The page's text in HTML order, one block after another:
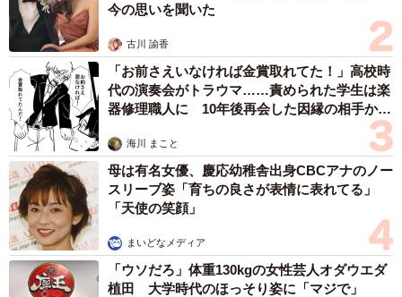
今の思いを聞いた
古川 諭香
「お前さえいなければ金賞取れてた！」高校時
代の演奏会がトラウマ……責められた学生は楽
器修理職人に 10年後再会した因縁の相手から
海川 まこと
母は有名女優、慶応幼稚舎出身CBCアナのノー
スリーブ姿「育ちの良さが表情に表れてる」
「天使の笑顔」
まいどなメディア
「ウソだろ」体重130kgの女性芸人オダウエダ
植田 大学時代のほっそり姿に「マジで」